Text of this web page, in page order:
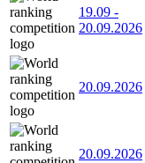
19.09 -
20.09.2026
20.09.2026
20.09.2026